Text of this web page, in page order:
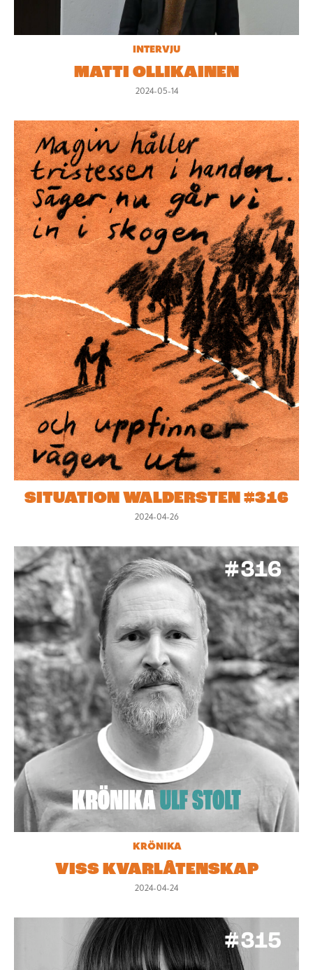
INTERVJU
MATTI OLLIKAINEN
2024-05-14
SITUATION WALDERSTEN #316
2024-04-26
KRÖNIKA
VISS KVARLÅTENSKAP
2024-04-24